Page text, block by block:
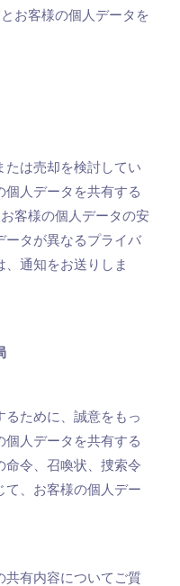
お客様の個人データを
たは売却を検討してい
個人データを共有する
客様の個人データの安
ータが異なるプライバ
、通知をお送りしま
るために、誠意をもっ
個人データを共有する
命令、召喚状、捜索令
て、お客様の個人デー
共有内容についてご質